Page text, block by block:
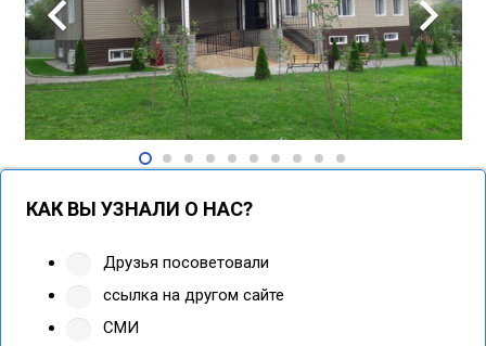
КАК ВЫ УЗНАЛИ О НАС?
Друзья посоветовали
ссылка на другом сайте
СМИ